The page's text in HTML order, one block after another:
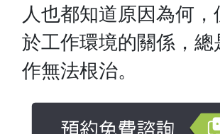
人也都知道原因為何，
於工作環境的關係，總
作無法根治。